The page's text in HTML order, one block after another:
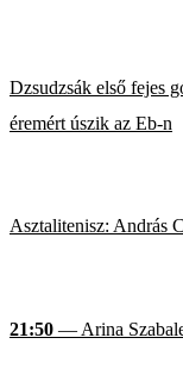
Dzsudzsák első fejes
éremért úszik az Eb-n
Asztalitenisz: András
21:50 — Arina